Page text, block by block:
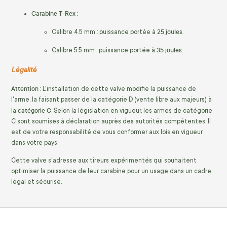
Carabine T-Rex :
Calibre 4.5 mm : puissance portée à 25 joules
Calibre 5.5 mm : puissance portée à 35 joules
Légalité
Attention : L'installation de cette valve modifie la puissance de
l'arme, la faisant passer de la catégorie D (vente libre aux majeurs) à
la catégorie C. Selon la législation en vigueur, les armes de catégorie
C sont soumises à déclaration auprès des autorités compétentes. Il
est de votre responsabilité de vous conformer aux lois en vigueur
dans votre pays.
Cette valve s'adresse aux tireurs expérimentés qui souhaitent
optimiser la puissance de leur carabine pour un usage dans un cadre
légal et sécurisé.